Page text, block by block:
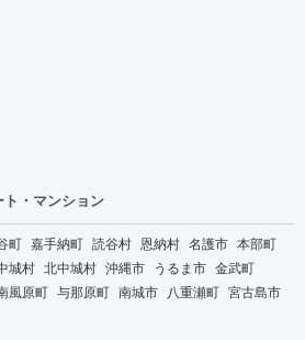
・マンション
町 嘉手納町 読谷村 恩納村 名護市 本部町
城村 北中城村 沖縄市 うるま市 金武町
風原町 与那原町 南城市 八重瀬町 宮古島市